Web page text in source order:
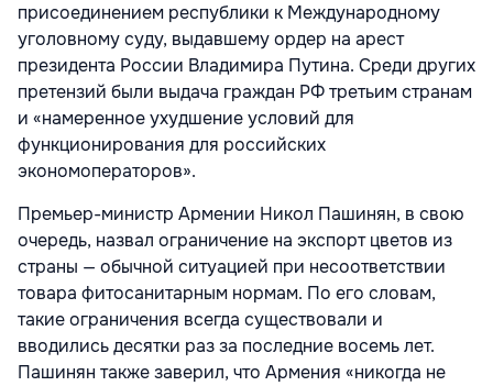
присоединением республики к Международному
уголовному суду, выдавшему ордер на арест
президента России Владимира Путина. Среди других
претензий были выдача граждан РФ третьим странам
и «намеренное ухудшение условий для
функционирования для российских
экономоператоров».
Премьер-министр Армении Никол Пашинян, в свою
очередь, назвал ограничение на экспорт цветов из
страны — обычной ситуацией при несоответствии
товара фитосанитарным нормам. По его словам,
такие ограничения всегда существовали и
вводились десятки раз за последние восемь лет.
Пашинян также заверил, что Армения «никогда не